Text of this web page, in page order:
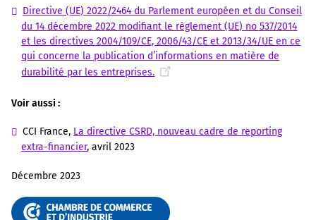
Directive (UE) 2022/2464 du Parlement européen et du Conseil
du 14 décembre 2022 modifiant le règlement (UE) no 537/2014
et les directives 2004/109/CE, 2006/43/CE et 2013/34/UE en ce
qui concerne la publication d’informations en matière de
durabilité par les entreprises.
Voir aussi :
CCI France, La directive CSRD, nouveau cadre de reporting
extra-financier, avril 2023
Décembre 2023